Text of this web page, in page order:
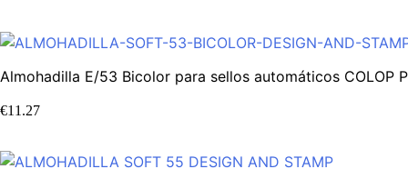
Almohadilla E/53 Bicolor para sellos automáticos COLOP
€11.27